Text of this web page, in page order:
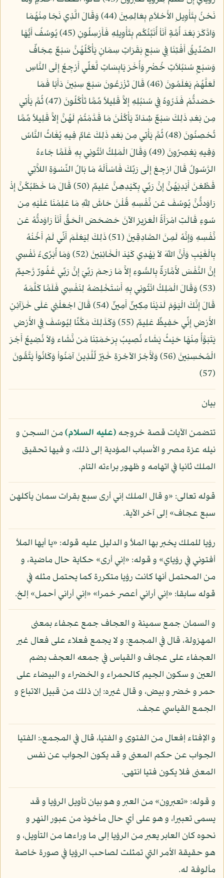
نَحْنُ بِتَأْوِيلِ الأَحْلاَمِ بِعَالِمِينَ (44) وَقَالَ الَّذِي نَجَا مِنْهُمَا
وَادَّكَرَ بَعْدَ أُمَّةٍ أَنَاْ أُنَبِّئُكُم بِتَأْوِيلِهِ فَأَرْسِلُونِ (45) يُوسُفُ أَيُّهَا
الصِّدِّيقُ أَفْتِنَا فِي سَبْعِ بَقَرَاتٍ سِمَانٍ يَأْكُلُهُنَّ سَبْعٌ عِجَافٌ
وَسَبْعِ سُنبُلاَتٍ خُضْرٍ وَأُخَرَ يَابِسَاتٍ لَّعَلِّي أَرْجِعُ إِلَى النَّاسِ
لَعَلَّهُمْ يَعْلَمُونَ (46) قَالَ تَزْرَعُونَ سَبْعَ سِنِينَ دَأَبًا فَمَا
حَصَدتُّمْ فَذَرُوهُ فِي سُنبُلِهِ إِلاَّ قَلِيلاً مِّمَّا تَأْكُلُونَ (47) ثُمَّ يَأْتِي
مِن بَعْدِ ذَلِكَ سَبْعٌ شِدَادٌ يَأْكُلْنَ مَا قَدَّمْتُمْ لَهُنَّ إِلاَّ قَلِيلاً مِّمَّا
تُحْصِنُونَ (48) ثُمَّ يَأْتِي مِن بَعْدِ ذَلِكَ عَامٌ فِيهِ يُغَاثُ النَّاسُ
وَفِيهِ يَعْصِرُونَ (49) وَقَالَ الْمَلِكُ ائْتُونِي بِهِ فَلَمَّا جَاءهُ
الرَّسُولُ قَالَ ارْجِعْ إِلَى رَبِّكَ فَاسْأَلْهُ مَا بَالُ النِّسْوَةِ اللاَّتِي
قَطَّعْنَ أَيْدِيَهُنَّ إِنَّ رَبِّي بِكَيْدِهِنَّ عَلِيمٌ (50) قَالَ مَا خَطْبُكُنَّ إِذْ
رَاوَدتُّنَّ يُوسُفَ عَن نَّفْسِهِ قُلْنَ حَاشَ لِلّهِ مَا عَلِمْنَا عَلَيْهِ مِن
سُوءٍ قَالَتِ امْرَأَةُ الْعَزِيزِ الآنَ حَصْحَصَ الْحَقُّ أَنَاْ رَاوَدتُّهُ عَن
نَّفْسِهِ وَإِنَّهُ لَمِنَ الصَّادِقِينَ (51) ذَلِكَ لِيَعْلَمَ أَنِّي لَمْ أَخُنْهُ
بِالْغَيْبِ وَأَنَّ اللّهَ لاَ يَهْدِي كَيْدَ الْخَائِنِينَ (52) وَمَا أُبَرِّىءُ نَفْسِي
إِنَّ النَّفْسَ لأَمَّارَةٌ بِالسُّوءِ إِلاَّ مَا رَحِمَ رَبِّيَ إِنَّ رَبِّي غَفُورٌ رَّحِيمٌ
(53) وَقَالَ الْمَلِكُ ائْتُونِي بِهِ أَسْتَخْلِصْهُ لِنَفْسِي فَلَمَّا كَلَّمَهُ
قَالَ إِنَّكَ الْيَوْمَ لَدَيْنَا مِكِينٌ أَمِينٌ (54) قَالَ اجْعَلْنِي عَلَى خَزَآئِنِ
الأَرْضِ إِنِّي حَفِيظٌ عَلِيمٌ (55) وَكَذَلِكَ مَكَّنِّا لِيُوسُفَ فِي الأَرْضِ
يَتَبَوَّأُ مِنْهَا حَيْثُ يَشَاء نُصِيبُ بِرَحْمَتِنَا مَن نَّشَاء وَلاَ نُضِيعُ أَجْرَ
الْمُحْسِنِينَ (56) وَلَأَجْرُ الآخِرَةِ خَيْرٌ لِّلَّذِينَ آمَنُواْ وَكَانُواْ يَتَّقُونَ
(57)
بيان
تتضمن الآيات قصة خروجه(عليه السلام)من السجن و
نيله عزة مصر و الأسباب المؤدية إلى ذلك، و فيها تحقيق
الملك ثانيا في اتهامه و ظهور براءته التام.
قوله تعالى: «و قال الملك إني أرى سبع بقرات سمان يأكلهن
سبع عجاف» إلى آخر الآية.
رؤيا للملك يخبر بها الملأ و الدليل عليه قوله: «يا أيها الملأ
أفتوني في رؤياي» و قوله: «إني أرى» حكاية حال ماضية، و
من المحتمل أنها كانت رؤيا متكررة كما يحتمل مثله في
قوله سابقا: «إني أراني أعصر خمرا» «إني أراني أحمل» إلخ.
و السمان جمع سمينة و العجاف جمع عجفاء بمعنى
المهزولة، قال في المجمع: و لا يجمع فعلاء على فعال غير
العجفاء على عجاف و القياس في جمعه العجف بضم
العين و سكون الجيم كالحمراء و الخضراء و البيضاء على
حمر و خضر و بيض، و قال غيره: إن ذلك من قبيل الاتباع و
الجمع القياسي عجف.
و الإفتاء إفعال من الفتوى و الفتيا، قال في المجمع،: الفتيا
الجواب عن حكم المعنى و قد يكون الجواب عن نفس
المعنى فلا يكون فتيا انتهى.
و قوله: «تعبرون» من العبر و هو بيان تأويل الرؤيا و قد
يسمى تعبيرا، و هو على أي حال مأخوذ من عبور النهر و
نحوه كان العابر يعبر من الرؤيا إلى ما وراءها من التأويل، و
هو حقيقة الأمر التي تمثلت لصاحب الرؤيا في صورة خاصة
مألوفة له.